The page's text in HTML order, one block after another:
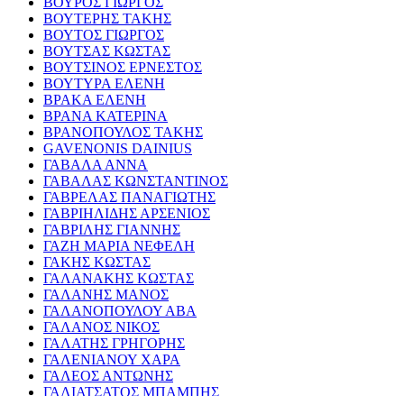
ΒΟΥΤΕΡΗΣ ΤΑΚΗΣ
ΒΟΥΤΟΣ ΓΙΩΡΓΟΣ
ΒΟΥΤΣΑΣ ΚΩΣΤΑΣ
ΒΟΥΤΣΙΝΟΣ ΕΡΝΕΣΤΟΣ
ΒΟΥΤΥΡΑ ΕΛΕΝΗ
ΒΡΑΚΑ ΕΛΕΝΗ
ΒΡΑΝΑ ΚΑΤΕΡΙΝΑ
ΒΡΑΝΟΠΟΥΛΟΣ ΤΑΚΗΣ
GAVENONIS DAINIUS
ΓΑΒΑΛΑ ΑΝΝΑ
ΓΑΒΑΛΑΣ ΚΩΝΣΤΑΝΤΙΝΟΣ
ΓΑΒΡΕΛΑΣ ΠΑΝΑΓΙΩΤΗΣ
ΓΑΒΡΙΗΛΙΔΗΣ ΑΡΣΕΝΙΟΣ
ΓΑΒΡΙΛΗΣ ΓΙΑΝΝΗΣ
ΓΑΖΗ ΜΑΡΙΑ ΝΕΦΕΛΗ
ΓΑΚΗΣ ΚΩΣΤΑΣ
ΓΑΛΑΝΑΚΗΣ ΚΩΣΤΑΣ
ΓΑΛΑΝΗΣ ΜΑΝΟΣ
ΓΑΛΑΝΟΠΟΥΛΟΥ ΑΒΑ
ΓΑΛΑΝΟΣ ΝΙΚΟΣ
ΓΑΛΑΤΗΣ ΓΡΗΓΟΡΗΣ
ΓΑΛΕΝΙΑΝΟΥ ΧΑΡΑ
ΓΑΛΕΟΣ ΑΝΤΩΝΗΣ
ΓΑΛΙΑΤΣΑΤΟΣ ΜΠΑΜΠΗΣ